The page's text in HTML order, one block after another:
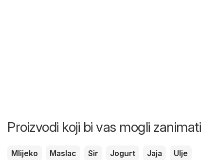
Proizvodi koji bi vas mogli zanimati
Mlijeko Maslac Sir Jogurt Jaja
Ulje